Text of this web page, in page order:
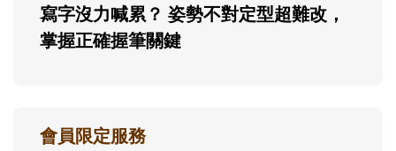
寫字沒力喊累？ 姿勢不對定型超難改，
掌握正確握筆關鍵
會員限定服務